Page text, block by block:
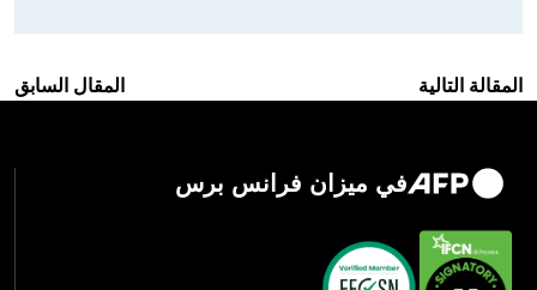
المقالة التالية المقال السابق
في ميزان فرانس برس